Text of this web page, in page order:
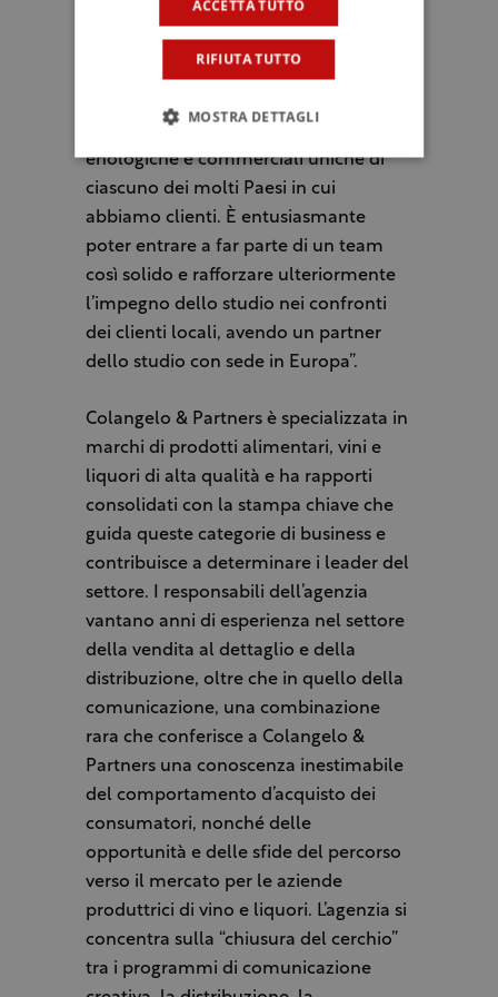
alcolici, Colangelo & Partners dispone
di un potente team nazionale e
e figurato, e comprende le culture
enologiche e commerciali uniche di
ciascuno dei molti Paesi in cui
abbiamo clienti. È entusiasmante
poter entrare a far parte di un team
così solido e rafforzare ulteriormente
l’impegno dello studio nei confronti
dei clienti locali, avendo un partner
dello studio con sede in Europa”.
Colangelo & Partners è specializzata in
marchi di prodotti alimentari, vini e
liquori di alta qualità e ha rapporti
consolidati con la stampa chiave che
guida queste categorie di business e
contribuisce a determinare i leader del
settore. I responsabili dell’agenzia
vantano anni di esperienza nel settore
della vendita al dettaglio e della
distribuzione, oltre che in quello della
comunicazione, una combinazione
rara che conferisce a Colangelo &
Partners una conoscenza inestimabile
del comportamento d’acquisto dei
consumatori, nonché delle
opportunità e delle sfide del percorso
verso il mercato per le aziende
produttrici di vino e liquori. L’agenzia si
concentra sulla “chiusura del cerchio”
tra i programmi di comunicazione
ACCETTA TUTTO
RIFIUTA TUTTO
MOSTRA DETTAGLI